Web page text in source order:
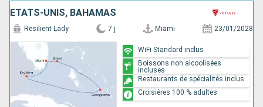
ÉTATS-UNIS, BAHAMAS
Resilient Lady 7 j Miami 23/01/2028
WiFi Standard inclus
Boissons non alcoolisées
incluses
Restaurants de spécialités inclus
Croisières 100 % adultes